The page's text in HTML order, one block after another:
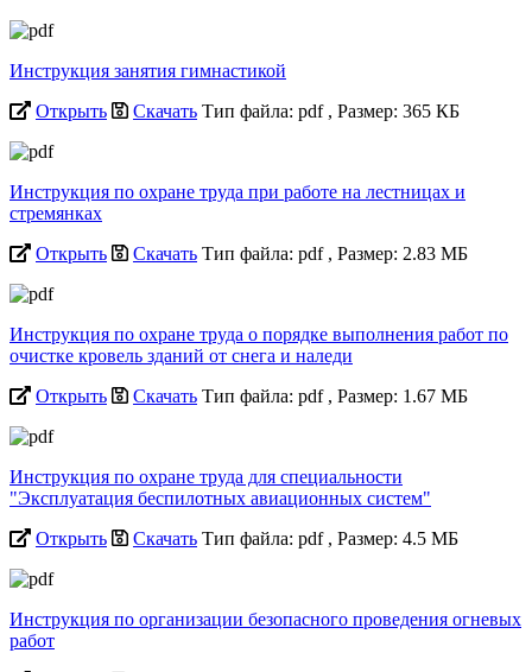
Инструкция занятия гимнастикой
Открыть
Скачать Тип файла: pdf , Размер: 365 КБ
Инструкция по охране труда при работе на лестницах и
стремянках
Открыть
Скачать Тип файла: pdf , Размер: 2.83 МБ
Инструкция по охране труда о порядке выполнения работ по
очистке кровель зданий от снега и наледи
Открыть
Скачать Тип файла: pdf , Размер: 1.67 МБ
Инструкция по охране труда для специальности
"Эксплуатация беспилотных авиационных систем"
Открыть
Скачать Тип файла: pdf , Размер: 4.5 МБ
Инструкция по организации безопасного проведения огневых
работ